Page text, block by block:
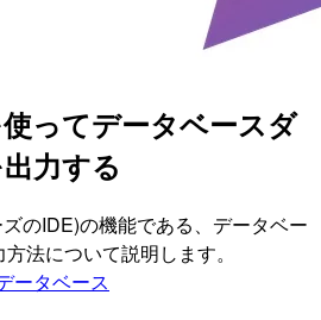
ってデータベースダ
力する
のIDE)の機能である、データベー
法について説明します。
ータベース